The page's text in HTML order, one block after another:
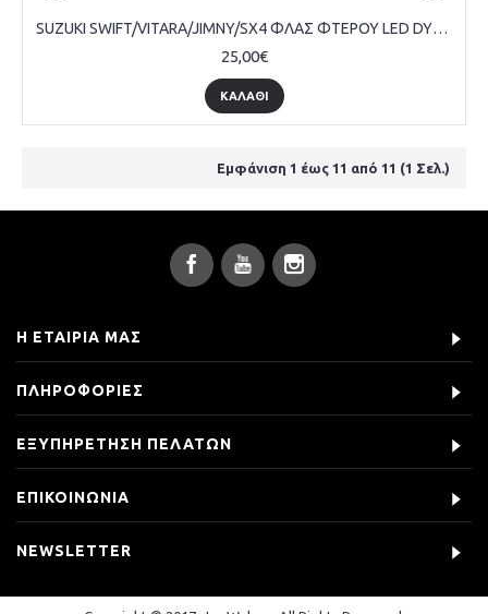
SUZUKI SWIFT/VITARA/JIMNY/SX4 ΦΛΑΣ ΦΤΕΡΟΥ LED DYNAMIC, ΦΙΜΕ, ΣΕΤ
25,00€
ΚΑΛΆΘΙ
Εμφάνιση 1 έως 11 από 11 (1 Σελ.)
Η ΕΤΑΙΡΊΑ ΜΑΣ
ΠΛΗΡΟΦΟΡΊΕΣ
ΕΞΥΠΗΡΈΤΗΣΗ ΠΕΛΑΤΏΝ
ΕΠΙΚΟΙΝΩΝΊΑ
NEWSLETTER